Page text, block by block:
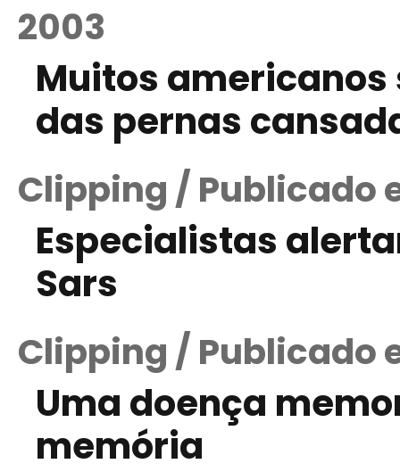
2003
Muitos
das pernas
Clipping / Publicado
Especialistas
Sars
Clipping / Publicado
Uma doença
memória